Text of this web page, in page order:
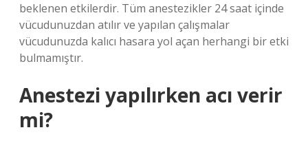
beklenen etkilerdir. Tüm anestezikler 24 saat içinde
vücudunuzdan atılır ve yapılan çalışmalar
vücudunuzda kalıcı hasara yol açan herhangi bir etki
bulmamıştır.
Anestezi yapılırken acı verir
mi?